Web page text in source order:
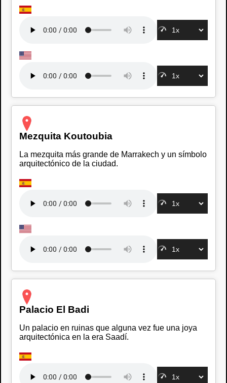
Mezquita Koutoubia
La mezquita más grande de Marrakech y un símbolo
arquitectónico de la ciudad.
Palacio El Badi
Un palacio en ruinas que alguna vez fue una joya
arquitectónica en la era Saadí.